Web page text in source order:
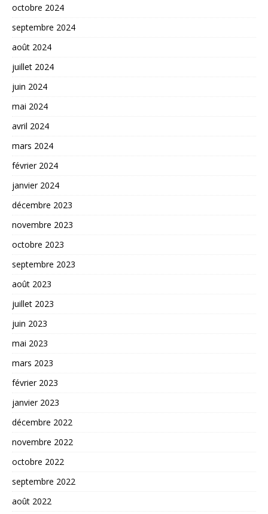
octobre 2024
septembre 2024
août 2024
juillet 2024
juin 2024
mai 2024
avril 2024
mars 2024
février 2024
janvier 2024
décembre 2023
novembre 2023
octobre 2023
septembre 2023
août 2023
juillet 2023
juin 2023
mai 2023
mars 2023
février 2023
janvier 2023
décembre 2022
novembre 2022
octobre 2022
septembre 2022
août 2022